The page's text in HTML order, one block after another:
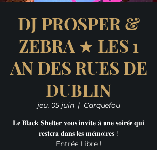
DJ PROSPER &
ZEBRA ★ LES 1
AN DES RUES DE
DUBLIN
jeu. 05 juin
  |
Carquefou
𝐋𝐞 𝐁𝐥𝐚𝐜𝐤 𝐒𝐡𝐞𝐥𝐭𝐞𝐫 𝐯𝐨𝐮𝐬 𝐢𝐧𝐯𝐢𝐭𝐞 𝐚̀ 𝐮𝐧𝐞 𝐬𝐨𝐢𝐫𝐞́𝐞 𝐪𝐮𝐢
𝐫𝐞𝐬𝐭𝐞𝐫𝐚 𝐝𝐚𝐧𝐬 𝐥𝐞𝐬 𝐦𝐞́𝐦𝐨𝐢𝐫𝐞𝐬 !
Entrée Libre !